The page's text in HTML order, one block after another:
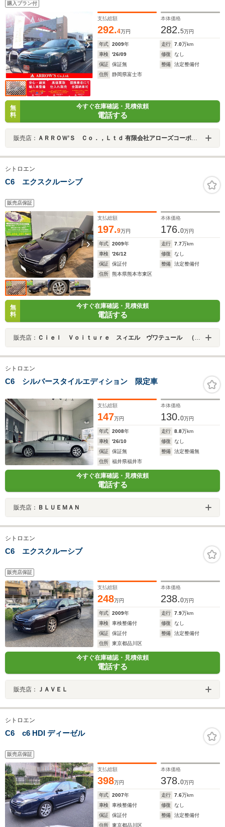
購入プラン付
支払総額
292.4万円
本体価格
282.5万円
年式 2009年 走行 7.0万km
車検
'26/09 修復
なし
保証
保証無 整備
法定整備付
住所
静岡県富士市
無
料
今すぐ在庫確認・見積依頼
電話する
販売店： ＡＲＲＯＷ’Ｓ Ｃｏ．，Ｌｔｄ 有限会社アローズコーポレーション
シトロエン
C6 エクスクルーシブ
販売店保証
支払総額
197.9万円
本体価格
176.0万円
年式 2009年 走行 7.7万km
車検
'26/12 修復
なし
保証
保証付 整備
法定整備付
住所
熊本県熊本市東区
無
料
今すぐ在庫確認・見積依頼
電話する
販売店： Ｃｉｅｌ Ｖｏｉｔｕｒｅ スィエル ヴワテュール （株）パインプレイン
シトロエン
C6 シルバースタイルエディション 限定車
支払総額
147万円
本体価格
130.0万円
年式 2008年 走行 8.8万km
車検
'26/10 修復
なし
保証
保証無 整備
法定整備無
住所
福井県福井市
今すぐ在庫確認・見積依頼
電話する
販売店： ＢＬＵＥＭＡＮ
シトロエン
C6 エクスクルーシブ
販売店保証
支払総額
248万円
本体価格
238.0万円
年式 2009年 走行 7.9万km
車検
車検整備付 修復
なし
保証
保証付 整備
法定整備付
住所
東京都品川区
今すぐ在庫確認・見積依頼
電話する
販売店： ＪＡＶＥＬ
シトロエン
C6 c6 HDI ディーゼル
販売店保証
支払総額
398万円
本体価格
378.0万円
年式 2007年 走行 7.6万km
車検
車検整備付 修復
なし
保証
保証付 整備
法定整備付
住所
東京都品川区